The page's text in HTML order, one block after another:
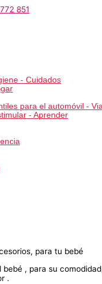
851
- Cuidados
para el automóvil -
- Aprender
para tu bebé
bebé , para su
.